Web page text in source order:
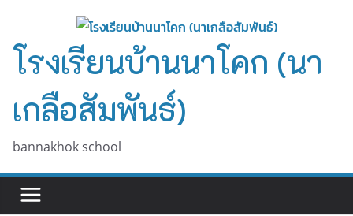
content
โรงเรียนบ้านนาโคก (นา
เกลือสัมพันธ์)
bannakhok school